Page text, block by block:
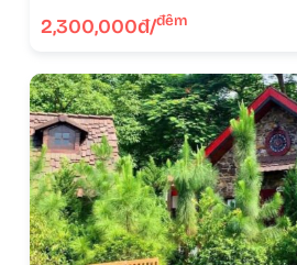
2,300,000đ/đêm